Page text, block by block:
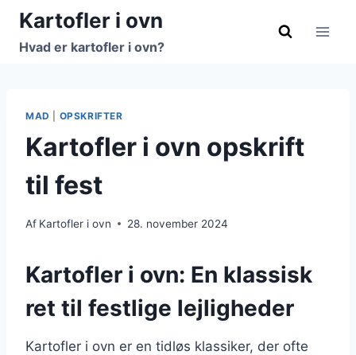
Fortsæt
indhold
Kartofler i ovn
Hvad er kartofler i ovn?
MAD OPSKRIFTER
Kartofler i ovn opskrift
til fest
Af Kartofler i ovn 28. november 2024
Kartofler i ovn: En klassisk
ret til festlige lejligheder
Kartofler i ovn er en tidløs klassiker, der ofte